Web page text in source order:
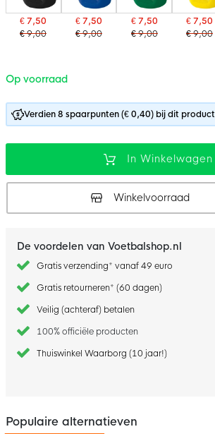
€ 7,50
€ 9,00
€ 7,50
€ 9,00
€ 7,50
€ 9,00
€ 7,50
€ 9,00
Op voorraad
Verdien 8 spaarpunten (€ 0,40) bij dit product
In Winkelwagen
Winkelvoorraad
De voordelen van Voetbalshop.nl
Gratis verzending* vanaf 49 euro
Gratis retourneren* (60 dagen)
Veilig (achteraf) betalen
100% officiële producten
Thuiswinkel Waarborg (10 jaar!)
Populaire alternatieven